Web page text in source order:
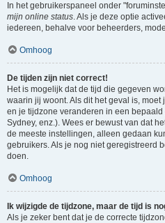
In het gebruikerspaneel onder
mijn online status. Als je deze optie
iedereen, behalve voor beheerders,
Omhoog
De tijden zijn niet correct!
Het is mogelijk dat de tijd die gegeven
waarin jij woont. Als dit het geval is,
en je tijdzone veranderen in een
Sydney, enz.). Wees er bewust van dat
de meeste instellingen, alleen gedaan
gebruikers. Als je nog niet geregistreerd
doen.
Omhoog
Ik wijzigde de tijdzone, maar de tijd is
Als je zeker bent dat je de correcte